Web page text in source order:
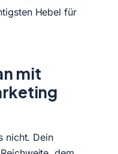
Hebel für
mit
nicht. Dein